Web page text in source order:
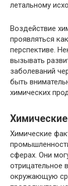
летальному
Воздействие
проявляться
перспективе.
вызывать
заболеваний
быть
химических
Химические
сферах. Они
отрицательное
окружающую